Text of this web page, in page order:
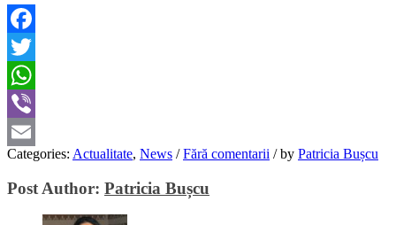
Facebook
Twitter
WhatsApp
Viber
Email
Categories: Actualitate, News / Fără comentarii /by Patricia Bușcu
Post Author: Patricia Bușcu